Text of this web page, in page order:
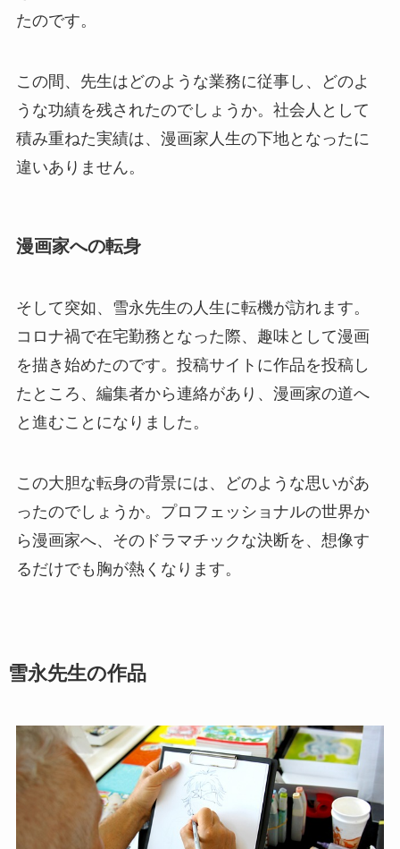
たのです。
この間、先生はどのような業務に従事し、どのよ
うな功績を残されたのでしょうか。社会人として
積み重ねた実績は、漫画家人生の下地となったに
違いありません。
漫画家への転身
そして突如、雪永先生の人生に転機が訪れます。
コロナ禍で在宅勤務となった際、趣味として漫画
を描き始めたのです。投稿サイトに作品を投稿し
たところ、編集者から連絡があり、漫画家の道へ
と進むことになりました。
この大胆な転身の背景には、どのような思いがあ
ったのでしょうか。プロフェッショナルの世界か
ら漫画家へ、そのドラマチックな決断を、想像す
るだけでも胸が熱くなります。
雪永先生の作品